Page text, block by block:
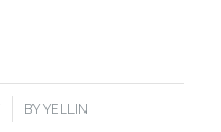
BYYELLIN